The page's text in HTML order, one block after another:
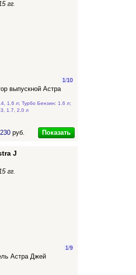
гг.
1/10
выпускной Астра
1.6 л; Турбо Бензин: 1.6 л;
1.7, 2.0 л
руб. Показать
J
гг.
1/9
Астра Джей